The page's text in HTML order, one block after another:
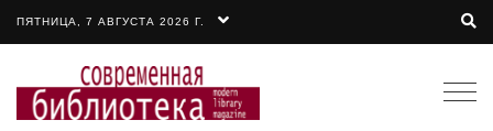
ПЯТНИЦА, 7 АВГУСТА 2026 Г.